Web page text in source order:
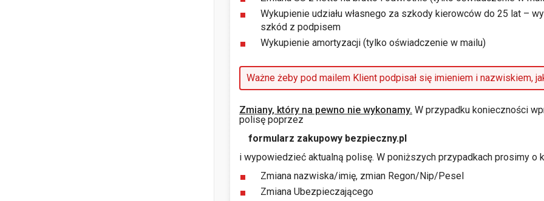
Wykupienie udziału własnego za szkody kierowców do 25 lat –
szkód z podpisem
Wykupienie amortyzacji (tylko oświadczenie w mailu)
Ważne żeby pod mailem Klient podpisał się imieniem i nazwiskiem,
Zmiany, który na pewno nie wykonamy. W przypadku konieczności
polisę poprzez
formularz zakupowy bezpieczny.pl
i wypowiedzieć aktualną polisę. W poniższych przypadkach prosimy o
Zmiana nazwiska/imię, zmian Regon/Nip/Pesel
Zmiana Ubezpieczającego